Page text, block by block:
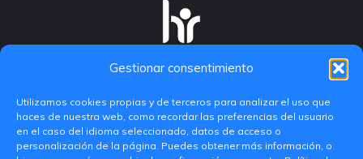
Gestionar consentimiento
Utilizamos cookies propias y de terceros para analizar el uso que
haces de nuestra web, como recordar las preferencias del usuario
en el caso del idioma seleccionado, datos de acceso o
personalización de la página. Puedes obtener más información, o